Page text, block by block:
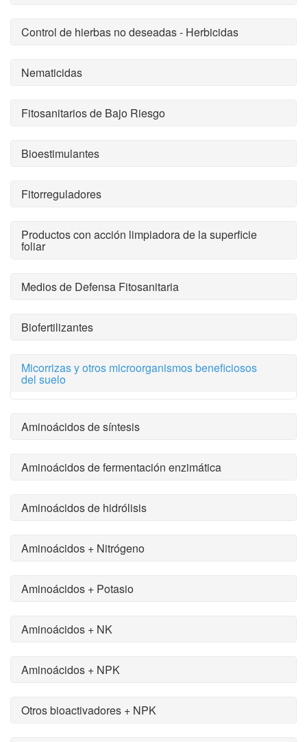
Control de hierbas no deseadas - Herbicidas
Nematicidas
Fitosanitarios de Bajo Riesgo
Bioestimulantes
Fitorreguladores
Productos con acción limpiadora de la superficie
foliar
Medios de Defensa Fitosanitaria
Biofertilizantes
Micorrizas y otros microorganismos beneficiosos
del suelo
Aminoácidos de síntesis
Aminoácidos de fermentación enzimática
Aminoácidos de hidrólisis
Aminoácidos + Nitrógeno
Aminoácidos + Potasio
Aminoácidos + NK
Aminoácidos + NPK
Otros bioactivadores + NPK